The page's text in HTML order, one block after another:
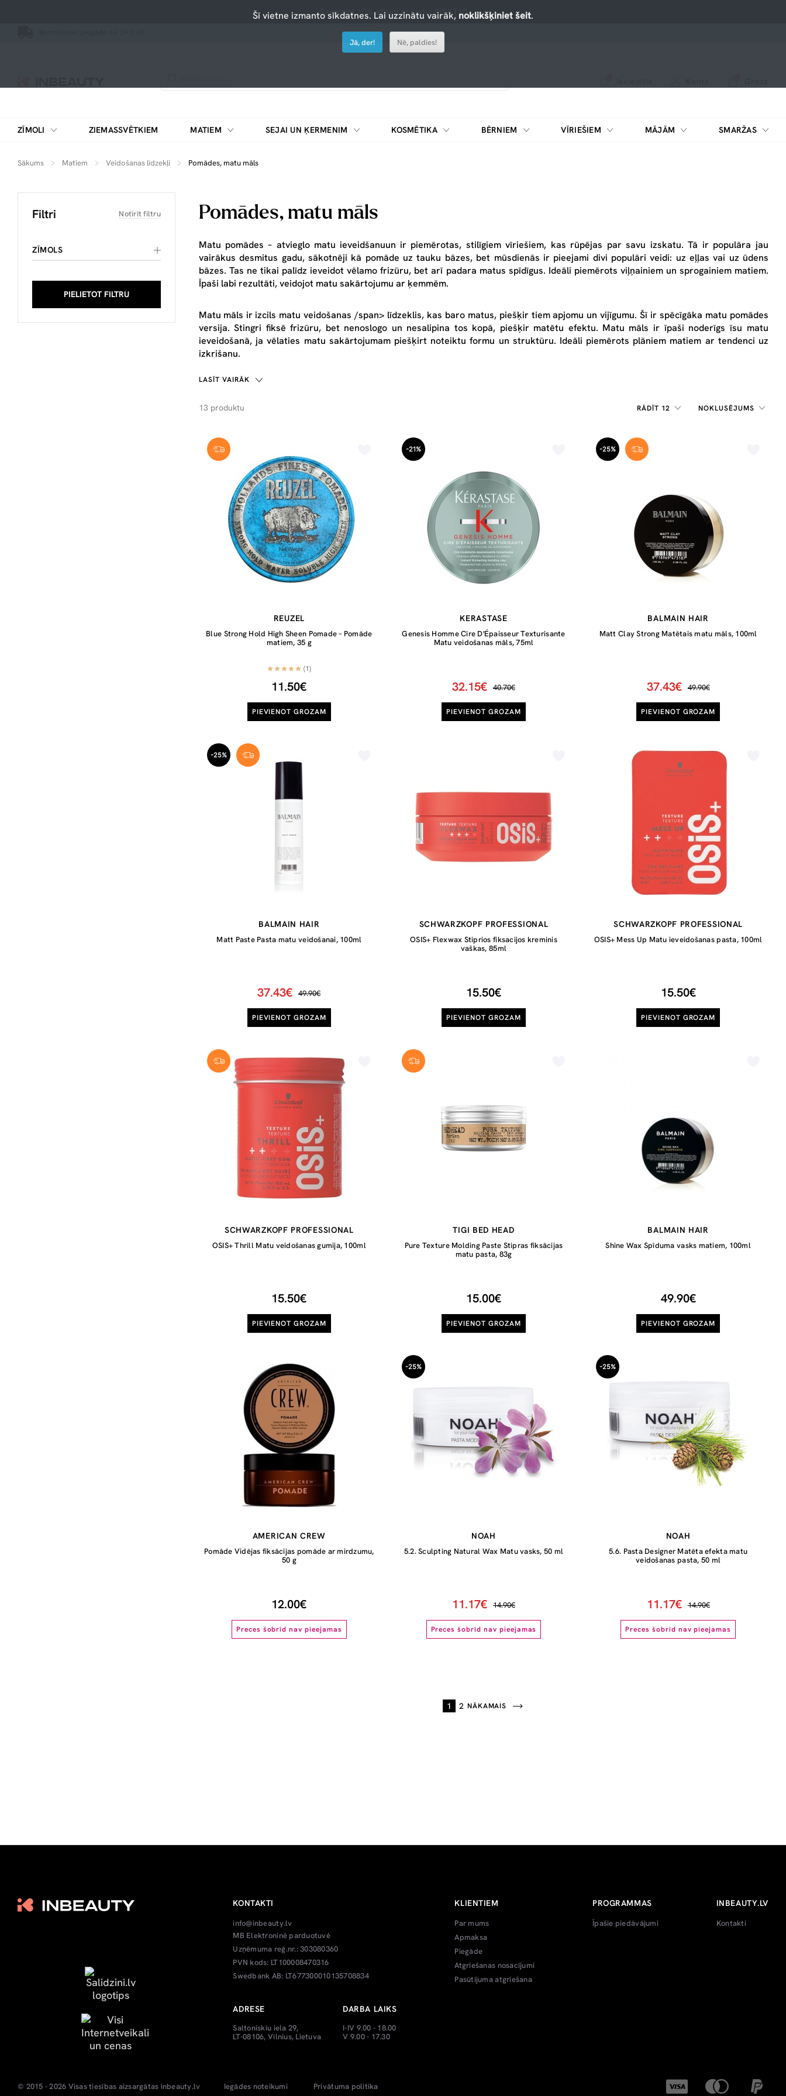
Saņemiet 10% atlaidi ar kodu: PIRKT10
ZĪMOLI ZIEMASSVĒTKIEM MATIEM SEJAI UN ĶERMENIM KOSMĒTIKA BĒRNIEM VĪRIEŠIEM MĀJĀM SMARŽAS
Sākums Matiem Veidošanas līdzekļi Pomādes, matu māls
Filtri Notīrīt filtru
ZĪMOLS
PIELIETOT FILTRU
Pomādes, matu māls
Matu pomādes – atvieglo matu ieveidšanuun ir piemērotas, stilīgiem vīriešiem, kas rūpējas par savu izskatu. Tā ir populāra jau
vairākus desmitus gadu, sākotnēji kā pomāde uz tauku bāzes, bet mūsdienās ir pieejami divi populāri veidi: uz eļļas vai uz ūdens
bāzes. Tas ne tikai palīdz ieveidot vēlamo frizūru, bet arī padara matus spīdīgus. Ideāli piemērots viļņainiem un sprogainiem matiem.
Īpaši labi rezultāti, veidojot matu sakārtojumu ar ķemmēm.
Matu māls ir izcils matu veidošanas /span> līdzeklis, kas baro matus, piešķir tiem apjomu un vijīgumu. Šī ir spēcīgāka matu pomādes
versija. Stingri fiksē frizūru, bet nenoslogo un nesalipina tos kopā, piešķir matētu efektu. Matu māls ir īpaši noderīgs īsu matu
ieveidošanā, ja vēlaties matu sakārtojumam piešķirt noteiktu formu un struktūru. Ideāli piemērots plāniem matiem ar tendenci uz
izkrišanu.
LASĪT VAIRĀK
RĀDĪT 12 NOKLUSĒJUMS
13 produktu
REUZEL
Blue Strong Hold High Sheen Pomade – Pomāde
matiem, 35 g
(1)
11.50€
PIEVIENOT GROZAM
-21%
KERASTASE
Genesis Homme Cire D'Épaisseur Texturisante
Matu veidošanas māls, 75ml
32.15€ 40.70€
PIEVIENOT GROZAM
-25%
BALMAIN HAIR
Matt Clay Strong Matētais matu māls, 100ml
37.43€ 49.90€
PIEVIENOT GROZAM
-25%
BALMAIN HAIR
Matt Paste Pasta matu veidošanai, 100ml
37.43€ 49.90€
PIEVIENOT GROZAM
SCHWARZKOPF PROFESSIONAL
OSIS+ Flexwax Stiprios fiksacijos kreminis
vaškas, 85ml
15.50€
PIEVIENOT GROZAM
SCHWARZKOPF PROFESSIONAL
OSIS+ Mess Up Matu ieveidošanas pasta, 100ml
15.50€
PIEVIENOT GROZAM
SCHWARZKOPF PROFESSIONAL
OSIS+ Thrill Matu veidošanas gumija, 100ml
15.50€
PIEVIENOT GROZAM
TIGI BED HEAD
Pure Texture Molding Paste Stipras fiksācijas
matu pasta, 83g
15.00€
PIEVIENOT GROZAM
BALMAIN HAIR
Shine Wax Spīduma vasks matiem, 100ml
49.90€
PIEVIENOT GROZAM
AMERICAN CREW
Pomāde Vidējas fiksācijas pomāde ar mirdzumu,
50 g
12.00€
Preces šobrīd nav pieejamas
-25%
NOAH
5.2. Sculpting Natural Wax Matu vasks, 50 ml
11.17€ 14.90€
Preces šobrīd nav pieejamas
-25%
NOAH
5.6. Pasta Designer Matēta efekta matu
veidošanas pasta, 50 ml
11.17€ 14.90€
Preces šobrīd nav pieejamas
1 2 NĀKAMAIS
KONTAKTI
info@inbeauty.lv
MB Elektroninė parduotuvė
Uzņēmuma reģ.nr.: 303080360
PVN kods: LT100008470316
Swedbank AB: LT677300010135708834
ADRESE
Saltoniskiu iela 29,
LT-08106, Vilnius, Lietuva
DARBA LAIKS
I-IV 9.00 - 18.00
V 9.00 - 17.30
KLIENTIEM
Par mums
Apmaksa
Piegāde
Atgriešanas nosacījumi
Pasūtījuma atgriešana
PROGRAMMAS
Īpašie piedāvājumi
INBEAUTY.LV
Kontakti
© 2015 - 2026 Visas tiesības aizsargātas inbeauty.lv Iegādes noteikumi Privātuma politika
Šī vietne izmanto sīkdatnes. Lai uzzinātu vairāk, noklikšķiniet šeit.
Jā, der! Nē, paldies!